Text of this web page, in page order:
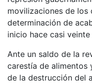
movilizaciones de los
determinación de
inicio hace casi veinte
Ante un saldo de la
carestía de alimentos
de la destrucción del